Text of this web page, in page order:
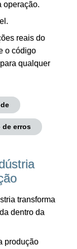
operação.
reais do
o código
qualquer
de erros
transforma
dentro da
produção